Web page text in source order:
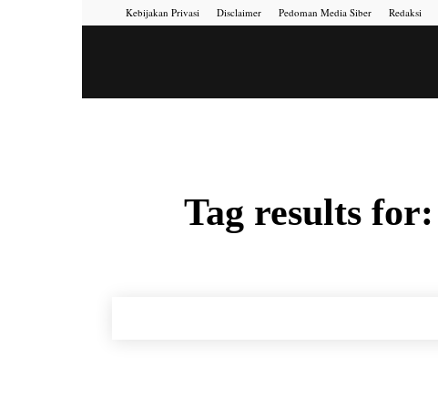
Kebijakan Privasi Disclaimer Pedoman Media Siber Redaksi
Tag results for: